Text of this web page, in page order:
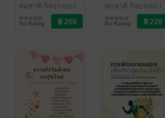
ความสำเร็จ
สมชาติ กิจยรรยง /
สมชาติไอบีซี
No Rating
บริหารเวลา
นำพาความสุข
ความสำเร็จ
สมชาติ กิจยรรยง /
สมชาติไอบีซี
บริหารจัดการ
No Rating